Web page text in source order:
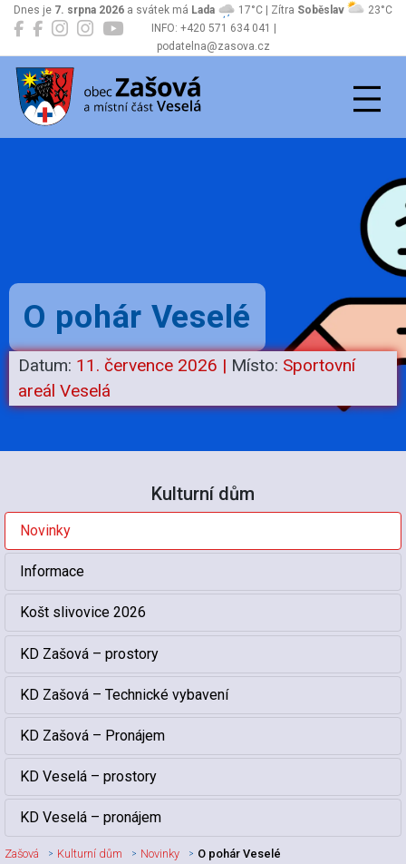
INFO: +420 571 634 041 |
podatelna@zasova.cz
Dnes je 7. srpna 2026 a svátek má Lada 17°C | Zítra Soběslav 23°C
Zašová
O pohár Veselé
Datum: 11. července 2026 | Místo: Sportovní
areál Veselá
Kulturní dům
Novinky
Informace
Košt slivovice 2026
KD Zašová – prostory
KD Zašová – Technické vybavení
KD Zašová – Pronájem
KD Veselá – prostory
KD Veselá – pronájem
Zašová Kulturní dům Novinky O pohár Veselé